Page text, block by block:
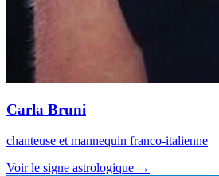
Carla Bruni
chanteuse et mannequin franco-italienne
Voir le signe astrologique →